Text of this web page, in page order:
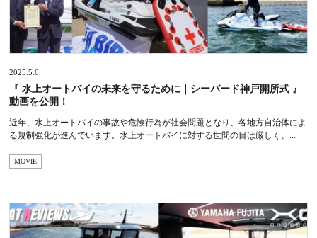
2025.5.6
『 水上オートバイの未来を守るために｜シーバード神戸開所式 』
動画を公開！
近年、水上オートバイの事故や危険行為が社会問題となり、各地方自治体によ
る規制強化が進んでいます。水上オートバイに対する世間の目は厳しく、...
MOVIE